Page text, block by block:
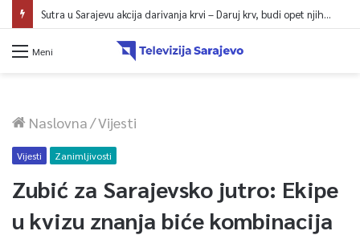
Sutra u Sarajevu akcija darivanja krvi – Daruj krv, budi opet njihov heroj
Meni
Naslovna/Vijesti
Vijesti Zanimljivosti
Zubić za Sarajevsko jutro: Ekipe
u kvizu znanja biće kombinacija